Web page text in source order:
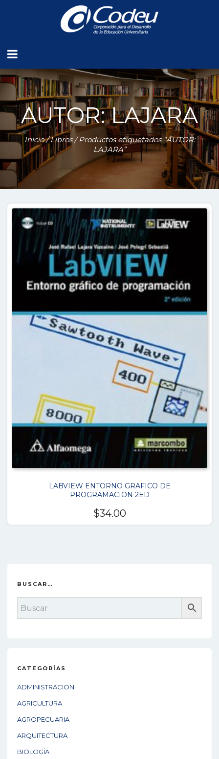
AUTOR: LAJARA
Inicio/Libros/ Productos etiquetados “AUTOR:
LAJARA”
LABVIEW ENTORNO GRAFICO DE
PROGRAMACION 2ED
$34.00
BUSCAR…
CATEGORÍAS
ADMINISTRACION
AGRICULTURA
AGROPECUARIA
ARQUITECTURA
BIOLOGÍA